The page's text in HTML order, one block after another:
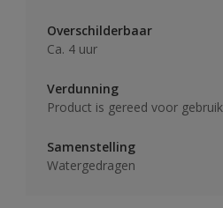
Overschilderbaar
Ca. 4 uur
Verdunning
Product is gereed voor gebruik
Samenstelling
Watergedragen